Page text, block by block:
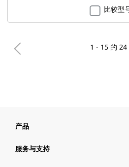
比较型
1 - 15 的 24
产品
服务与支持